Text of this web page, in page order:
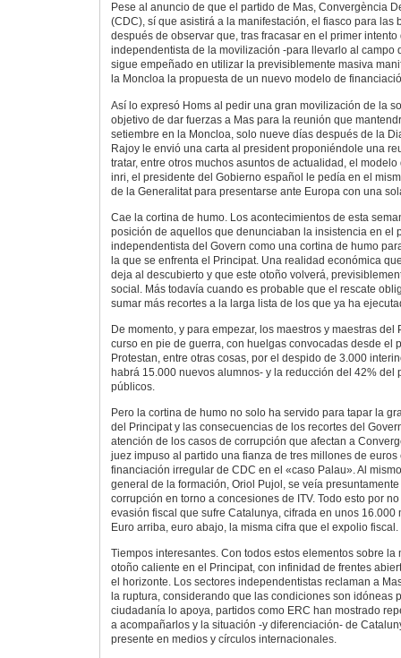
Pese al anuncio de que el partido de Mas, Convergència
(CDC), sí que asistirá a la manifestación, el fiasco para las
después de observar que, tras fracasar en el primer
independentista de la movilización -para llevarlo al campo
sigue empeñado en utilizar la previsiblemente masiva
la Moncloa la propuesta de un nuevo modelo de
Así lo expresó Homs al pedir una gran movilización de la
objetivo de dar fuerzas a Mas para la reunión que
setiembre en la Moncloa, solo nueve días después de la
Rajoy le envió una carta al president proponiéndole una
tratar, entre otros muchos asuntos de actualidad, el
inri, el presidente del Gobierno español le pedía en el
de la Generalitat para presentarse ante Europa con una
Cae la cortina de humo. Los acontecimientos de esta
posición de aquellos que denunciaban la insistencia en el
independentista del Govern como una cortina de humo
la que se enfrenta el Principat. Una realidad económica
deja al descubierto y que este otoño volverá,
social. Más todavía cuando es probable que el rescate
sumar más recortes a la larga lista de los que ya ha
De momento, y para empezar, los maestros y maestras del
curso en pie de guerra, con huelgas convocadas desde el
Protestan, entre otras cosas, por el despido de 3.000
habrá 15.000 nuevos alumnos- y la reducción del 42% del
públicos.
Pero la cortina de humo no solo ha servido para tapar la
del Principat y las consecuencias de los recortes del
atención de los casos de corrupción que afectan a
juez impuso al partido una fianza de tres millones de
financiación irregular de CDC en el «caso Palau». Al
general de la formación, Oriol Pujol, se veía
corrupción en torno a concesiones de ITV. Todo esto por
evasión fiscal que sufre Catalunya, cifrada en unos 16.000
Euro arriba, euro abajo, la misma cifra que el expolio fiscal.
Tiempos interesantes. Con todos estos elementos sobre la
otoño caliente en el Principat, con infinidad de frentes
el horizonte. Los sectores independentistas reclaman a
la ruptura, considerando que las condiciones son idóneas
ciudadanía lo apoya, partidos como ERC han mostrado
a acompañarlos y la situación -y diferenciación- de
presente en medios y círculos internacionales.